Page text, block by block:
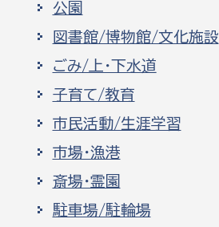
公園
図書館/博物館/文化施設
ごみ/上・下水道
子育て/教育
市民活動/生涯学習
市場・漁港
斎場・霊園
駐車場/駐輪場